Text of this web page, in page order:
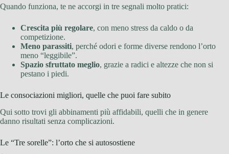
Quando funziona, te ne accorgi in tre segnali molto pratici:
Crescita più regolare, con meno stress da caldo o da
competizione.
Meno parassiti, perché odori e forme diverse rendono l’orto
meno “leggibile”.
Spazio sfruttato meglio, grazie a radici e altezze che non si
pestano i piedi.
Le consociazioni migliori, quelle che puoi fare subito
Qui sotto trovi gli abbinamenti più affidabili, quelli che in genere
danno risultati senza complicazioni.
Le “Tre sorelle”: l’orto che si autosostiene